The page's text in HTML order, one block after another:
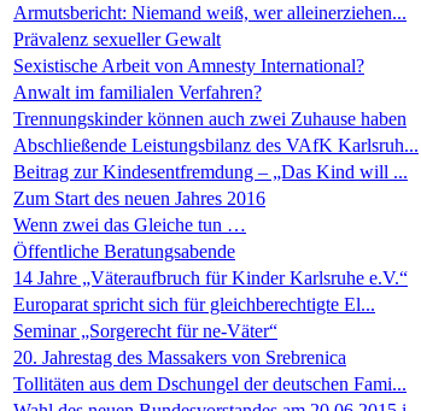
Armutsbericht: Niemand weiß, wer alleinerziehen...
Prävalenz sexueller Gewalt
Sexistische Arbeit von Amnesty International?
Anwalt im familialen Verfahren?
Trennungskinder können auch zwei Zuhause haben
Abschließende Leistungsbilanz des VAfK Karlsruh...
Beitrag zur Kindesentfremdung – „Das Kind will ...
Zum Start des neuen Jahres 2016
Wenn zwei das Gleiche tun …
Öffentliche Beratungsabende
14 Jahre „Väteraufbruch für Kinder Karlsruhe e.V.“
Europarat spricht sich für gleichberechtigte El...
Seminar „Sorgerecht für ne-Väter“
20. Jahrestag des Massakers von Srebrenica
Tollitäten aus dem Dschungel der deutschen Fami...